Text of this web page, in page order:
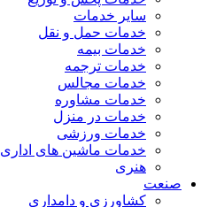
سایر خدمات
خدمات حمل و نقل
خدمات بیمه
خدمات ترجمه
خدمات مجالس
خدمات مشاوره
خدمات در منزل
خدمات ورزشی
خدمات ماشین های اداری
هنری
صنعت
کشاورزی و دامداری